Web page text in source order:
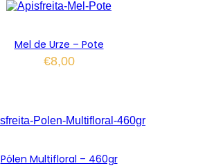
Mel de Urze – Pote
€8,00
Pólen Multifloral – 460gr